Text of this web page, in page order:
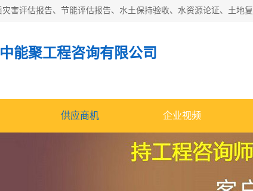
中能聚工程咨询有限公司
供应商机 企业视频